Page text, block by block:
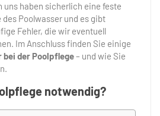
uns haben sicherlich eine feste
Poolwasser und es gibt
Fehler, die wir eventuell
Im Anschluss finden Sie einige
bei der Poolpflege– und wie Sie
notwendig?